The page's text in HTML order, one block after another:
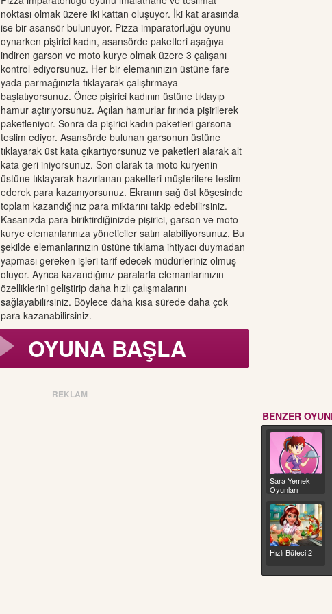
noktası olmak üzere iki kattan oluşuyor. İki kat arasında
ise bir asansör bulunuyor. Pizza imparatorluğu oyunu
oynarken pişirici kadın, asansörde paketleri aşağıya
indiren garson ve moto kurye olmak üzere 3 çalışanı
kontrol ediyorsunuz. Her bir elemanınızın üstüne fare
yada parmağınızla tıklayarak çalıştırmaya
başlatıyorsunuz. Önce pişirici kadının üstüne tıklayıp
hamur açtırıyorsunuz. Açılan hamurlar fırında pişirilerek
paketleniyor. Sonra da pişirici kadın paketleri garsona
teslim ediyor. Asansörde bulunan garsonun üstüne
tıklayarak üst kata çıkartıyorsunuz ve paketleri alarak alt
kata geri iniyorsunuz. Son olarak ta moto kuryenin
üstüne tıklayarak hazırlanan paketleri müşterilere teslim
ederek para kazanıyorsunuz. Ekranın sağ üst köşesinde
toplam kazandığınız para miktarını takip edebilirsiniz.
Kasanızda para biriktirdiğinizde pişirici, garson ve moto
kurye elemanlarınıza yöneticiler satın alabiliyorsunuz. Bu
şekilde elemanlarınızın üstüne tıklama ihtiyacı duymadan
yapması gereken işleri tarif edecek müdürleriniz olmuş
oluyor. Ayrıca kazandığınız paralarla elemanlarınızın
özelliklerini geliştirip daha hızlı çalışmalarını
sağlayabilirsiniz. Böylece daha kısa sürede daha çok
para kazanabilirsiniz.
OYUNA BAŞLA
REKLAM
BENZER
Sara Yemek
Oyunları
Hızlı Büfeci 2